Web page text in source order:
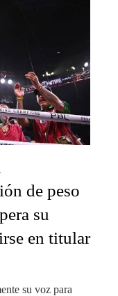
de peso
su
en titular
su voz para